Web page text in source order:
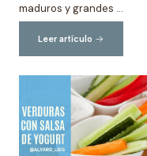
maduros y grandes ...
Leer artículo